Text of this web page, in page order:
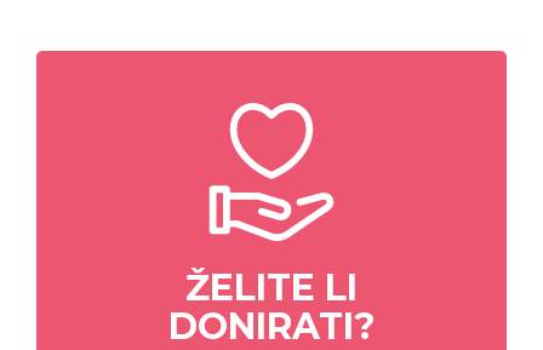
ŽELITE LI
DONIRATI?